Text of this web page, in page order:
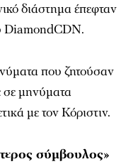
διάστημα έπεφταν
DiamondCDN.
που ζητούσαν
μηνύματα
με τον Κόριστιν.
σύμβουλος»